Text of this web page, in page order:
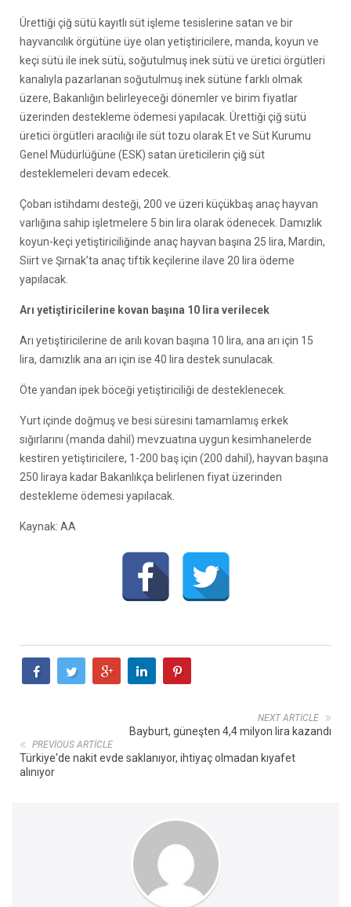
Ürettiği çiğ sütü kayıtlı süt işleme tesislerine satan ve bir
hayvancılık örgütüne üye olan yetiştiricilere, manda, koyun ve
keçi sütü ile inek sütü, soğutulmuş inek sütü ve üretici örgütleri
kanalıyla pazarlanan soğutulmuş inek sütüne farklı olmak
üzere, Bakanlığın belirleyeceği dönemler ve birim fiyatlar
üzerinden destekleme ödemesi yapılacak. Ürettiği çiğ sütü
üretici örgütleri aracılığı ile süt tozu olarak Et ve Süt Kurumu
Genel Müdürlüğüne (ESK) satan üreticilerin çiğ süt
desteklemeleri devam edecek.
Çoban istihdamı desteği, 200 ve üzeri küçükbaş anaç hayvan
varlığına sahip işletmelere 5 bin lira olarak ödenecek. Damızlık
koyun-keçi yetiştiriciliğinde anaç hayvan başına 25 lira, Mardin,
Siirt ve Şırnak’ta anaç tiftik keçilerine ilave 20 lira ödeme
yapılacak.
Arı yetiştiricilerine kovan başına 10 lira verilecek
Arı yetiştiricilerine de arılı kovan başına 10 lira, ana arı için 15
lira, damızlık ana arı için ise 40 lira destek sunulacak.
Öte yandan ipek böceği yetiştiriciliği de desteklenecek.
Yurt içinde doğmuş ve besi süresini tamamlamış erkek
sığırlarını (manda dahil) mevzuatına uygun kesimhanelerde
kestiren yetiştiricilere, 1-200 baş için (200 dahil), hayvan başına
250 liraya kadar Bakanlıkça belirlenen fiyat üzerinden
destekleme ödemesi yapılacak.
Kaynak: AA
NEXT ARTICLE
Bayburt, güneşten 4,4 milyon lira kazandı
PREVIOUS ARTICLE
Türkiye'de nakit evde saklanıyor, ihtiyaç olmadan kıyafet
alınıyor